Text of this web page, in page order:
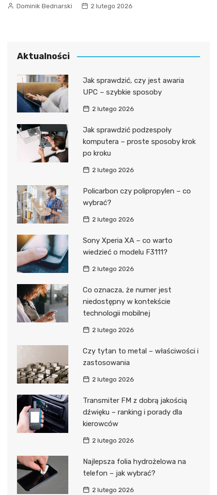
Dominik Bednarski 2 lutego 2026
Aktualności
Jak sprawdzić, czy jest awaria
UPC – szybkie sposoby
2 lutego 2026
Jak sprawdzić podzespoły
komputera – proste sposoby krok
po kroku
2 lutego 2026
Policarbon czy polipropylen – co
wybrać?
2 lutego 2026
Sony Xperia XA – co warto
wiedzieć o modelu F3111?
2 lutego 2026
Co oznacza, że numer jest
niedostępny w kontekście
technologii mobilnej
2 lutego 2026
Czy tytan to metal – właściwości i
zastosowania
2 lutego 2026
Transmiter FM z dobrą jakością
dźwięku – ranking i porady dla
kierowców
2 lutego 2026
Najlepsza folia hydrożelowa na
telefon – jak wybrać?
2 lutego 2026